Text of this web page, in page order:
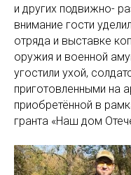
и других подвижно-
внимание гости
отряда и выставке
оружия и военной
угостили ухой,
приготовленными на
приобретённой в
гранта «Наш дом